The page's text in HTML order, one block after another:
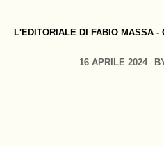
L'EDITORIALE DI FABIO MASSA -
16 APRILE 2024